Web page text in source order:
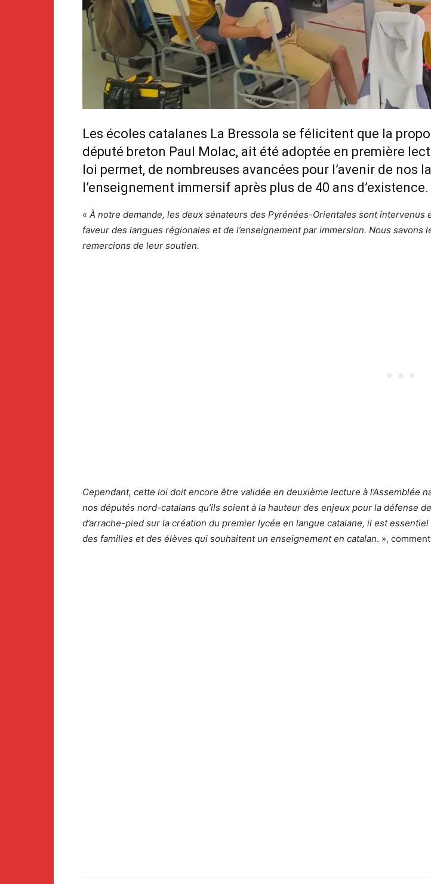
Les écoles catalanes La Bressola se félicitent que la
député breton Paul Molac, ait été adoptée en première
loi permet, de nombreuses avancées pour l’avenir de
l’enseignement immersif après plus de 40 ans d’existence.
« À notre demande, les deux sénateurs des Pyrénées-Orientales sont
faveur des langues régionales et de l’enseignement par immersion. Nous
remercions de leur soutien.
Cependant, cette loi doit encore être validée en deuxième lecture à l’Assemblée
nos députés nord-catalans qu’ils soient à la hauteur des enjeux pour la défense
d’arrache-pied sur la création du premier lycée en langue catalane, il est
des familles et des élèves qui souhaitent un enseignement en catalan. »,